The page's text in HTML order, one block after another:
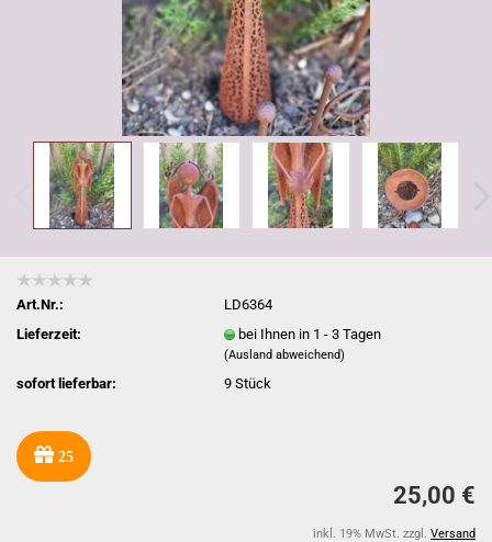
Art.Nr.:
LD6364
Lieferzeit:
bei Ihnen in 1 - 3 Tagen
(Ausland abweichend)
sofort lieferbar: 9Stück
25
25,00 €
inkl. 19% MwSt. zzgl. Versand